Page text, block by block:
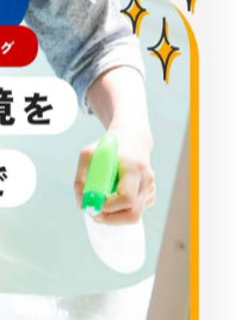
次のページ >
Categories
クリーニング